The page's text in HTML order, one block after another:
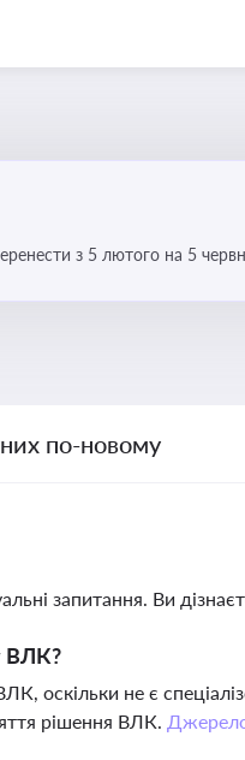
з 5 лютого на 5
по-новому
запитання. Ви
ВЛК?
оскільки не є
рішення ВЛК.